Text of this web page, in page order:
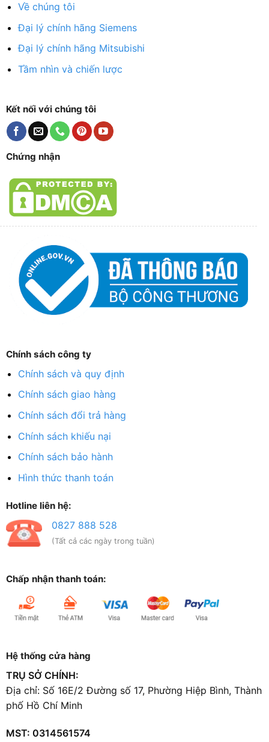
Về chúng tôi
Đại lý chính hãng Siemens
Đại lý chính hãng Mitsubishi
Tầm nhìn và chiến lược
Kết nối với chúng tôi
Chứng nhận
Chính sách công ty
Chính sách và quy định
Chính sách giao hàng
Chính sách đổi trả hàng
Chính sách khiếu nại
Chính sách bảo hành
Hình thức thanh toán
Hotline liên hệ:
0827 888 528
(Tất cả các ngày trong tuần)
Chấp nhận thanh toán:
Hệ thống cửa hàng
TRỤ SỞ CHÍNH:
Địa chỉ: Số 16E/2 Đường số 17, Phường Hiệp Bình, Thành
phố Hồ Chí Minh
MST: 0314561574